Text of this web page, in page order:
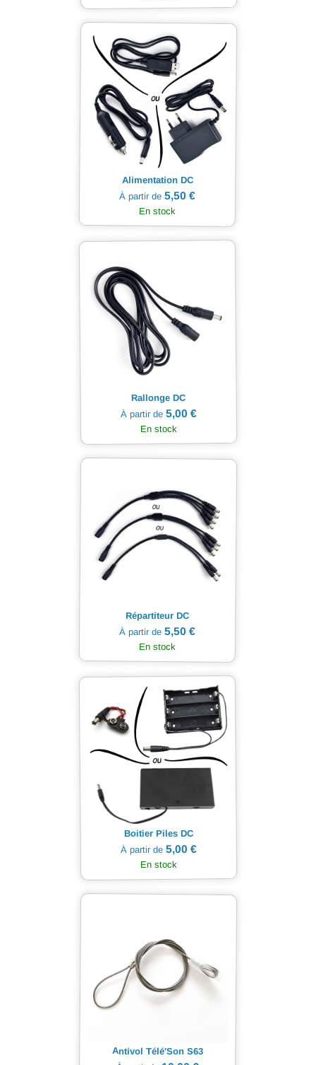
Alimentation DC
À partir de5,50 €
En stock
Rallonge DC
À partir de 5,00 €
En stock
Répartiteur DC
À partir de5,50 €
En stock
Boitier Piles DC
À partir de 5,00 €
En stock
Antivol Télé'Son S63